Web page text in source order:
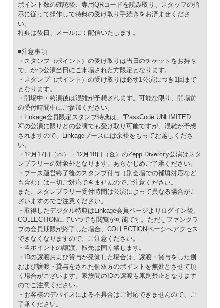
ポイント数の確認後、専用QRコードを読み取り、スタッフの指
示に従って操作して特典の受け取り手続きをお済ませくださ
い。
特典は後日、メールにて配信いたします。
■注意事項
・スタンプ（ポイント）の受け取りは当日のチケットをお持ち
で、かつ公演当日にご来場された方限定となります。
・スタンプ（ポイント）の受け取りは必ず1公演につき1回まで
となります。
・開場中・終演後は混雑が予想されます。可能な限り、開場前
の受付時間中にご参加ください。
・Linkage会員限定スタンプ特典は、''PassCode UNLIMITED
X''の公演に限りどの公演でも受け取り可能ですが、混雑が予想
されますので、Linkageブースには余裕をもってお越しくださ
い。
・12⽉17⽇（木）・12⽉18⽇（金）のZepp Divercity公演はスタ
ンプラリーの対象外となります。あらかじめご了承ください。
・ブース運営終了後のスタンプ付与（別会場での補填対応など
も含む）は一切ご対応できませんのでご注意ください。
また、スタンプラリー受付時間は公演によって異なる場合がご
ざいますのでご注意ください。
・取得したデジタル特典はLinkage会員ページよりログイン後、
COLLECTIONにていつでも閲覧が可能です。ただしファンクラ
ブの会員期限が終了した場合、COLLECTIONページへアクセス
できなくなりますので、ご注意ください。
・当ポイントの譲渡、転売は固く禁じます。
・IDの譲渡および貸与が発覚した場合は、譲渡・貸与をした側
および譲渡・貸与をされた側双方のポイントを無効とさせて頂
く場合がございます。家族間のIDの譲渡も原則禁止となります
のでご注意ください。
・お客様のデバイスによる不具合はご対応できませんので、ご
了承ください。